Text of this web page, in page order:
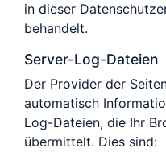
in dieser
behandelt.
Server-Log-Dateien
Der Provider der
automatisch
Log-Dateien, die Ihr
übermittelt. Dies sind: